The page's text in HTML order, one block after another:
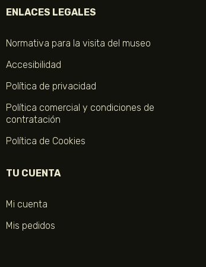
ENLACES LEGALES
Normativa para la visita del museo
Accesibilidad
Política de privacidad
Política comercial y condiciones de
contratación
Política de Cookies
TU CUENTA
Mi cuenta
Mis pedidos